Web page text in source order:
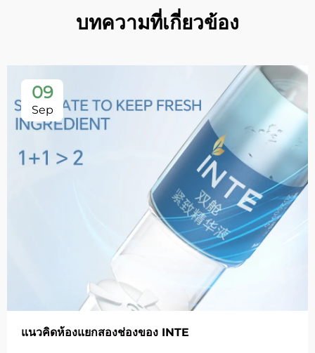
บทความที่เกี่ยวข้อง
09
Sep
แนวคิดห้องแยกสองช่องของ INTE